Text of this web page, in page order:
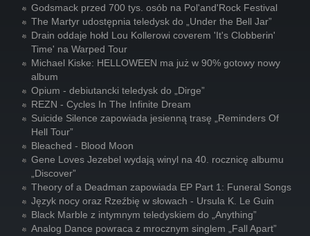
Godsmack przed 700 tys. osób na Pol'and'Rock Festival
The Martyr udostępnia teledysk do „Under the Bell Jar”
Drain oddaje hołd Lou Kollerowi coverem 'It's Clobberin'
Time' na Warped Tour
Michael Kiske: HELLOWEEN ma już w 90% gotowy nowy
album
Opium - debiutancki teledysk do „Dirge”
REZN - Cycles In The Infinite Dream
Suicide Silence zapowiada jesienną trasę „Reminders Of
Hell Tour”
Bleached - Blood Moon
Gene Loves Jezebel wydają winyl na 40. rocznicę albumu
„Discover”
Theory of a Deadman zapowiada EP Part 1: Funeral Songs
Język nocy oraz Rzeźbię w słowach - Ursula K. Le Guin
Black Marble z intymnym teledyskiem do „Anything”
Analog Dance powraca z mrocznym singlem „Fall Apart”